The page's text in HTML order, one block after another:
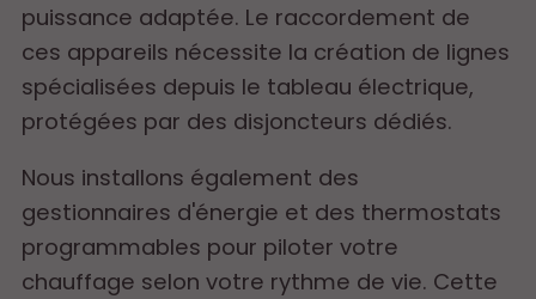
puissance adaptée. Le raccordement de
ces appareils nécessite la création de lignes
spécialisées depuis le tableau électrique,
protégées par des disjoncteurs dédiés.
Nous installons également des
gestionnaires d'énergie et des thermostats
programmables pour piloter votre
chauffage selon votre rythme de vie. Cette